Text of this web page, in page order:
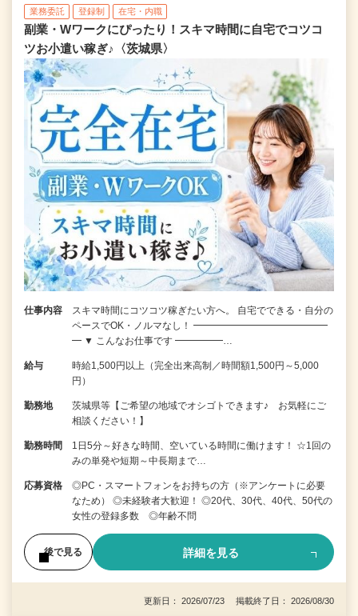
業務委託 登録制 在宅・内職
副業・Wワークにぴったり！スキマ時間に自宅でコツコ
ツお小遣い稼ぎ♪〈茨城県〉
仕事内容
スキマ時間にコツコツ稼ぎたい方へ。 自宅でできる・自分の
ペースでOK・ノルマなし！ ━━━━━━━━━━━━━━
━ ▼ こんなお仕事です ━━━━━…
給与
時給1,500円以上（完全出来高制／時間額1,500円～5,000
円）
勤務地
茨城県等【ご希望の地域でオシゴトできます♪ お気軽にご
相談ください！】
勤務時間
1日5分～好きな時間、空いている時間に働けます！ ☆1回の
みの単発や短期～中長期まで…
応募資格
◎PC・スマートフォンをお持ちの方（※アンケートに必要
なため） ◎未経験者大歓迎！ ◎20代、30代、40代、50代の
女性の登録多数 ◎年齢不問
後で見る 詳細を見る
更新日： 2026/07/23 掲載終了日： 2026/08/30